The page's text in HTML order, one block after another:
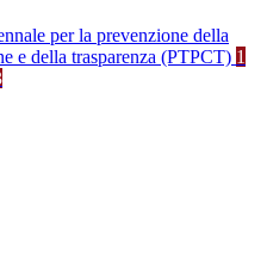
per la prevenzione della
e della trasparenza (PTPCT) 1